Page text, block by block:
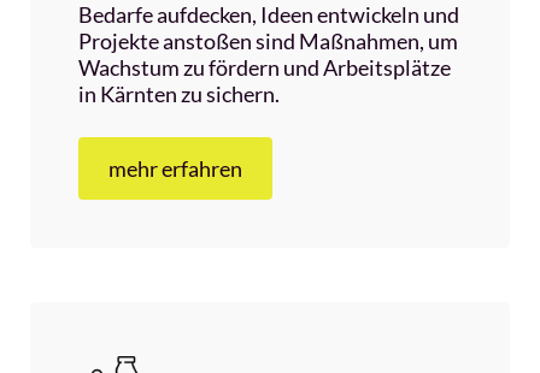
Bedarfe aufdecken, Ideen entwickeln und
Projekte anstoßen sind Maßnahmen, um
Wachstum zu fördern und Arbeitsplätze
in Kärnten zu sichern.
mehr erfahren